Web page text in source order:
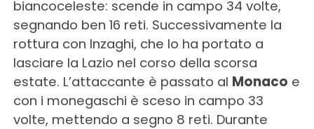
biancoceleste: scende in campo 34 volte,
segnando ben 16 reti. Successivamente la
rottura con Inzaghi, che lo ha portato a
lasciare la Lazio nel corso della scorsa
estate. L’attaccante è passato al Monaco e
con i monegaschi è sceso in campo 33
volte, mettendo a segno 8 reti. Durante